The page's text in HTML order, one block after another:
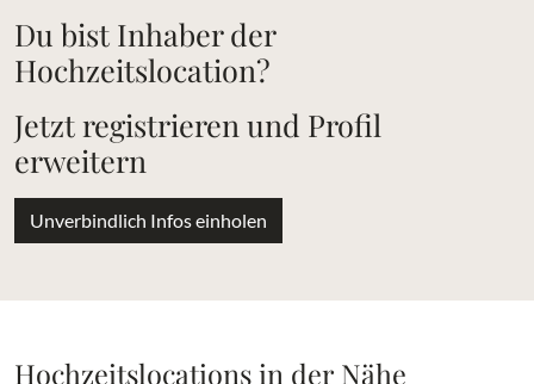
Du bist Inhaber der
Hochzeitslocation?
Jetzt registrieren und Profil
erweitern
Unverbindlich Infos einholen
Hochzeitslocations in der Nähe